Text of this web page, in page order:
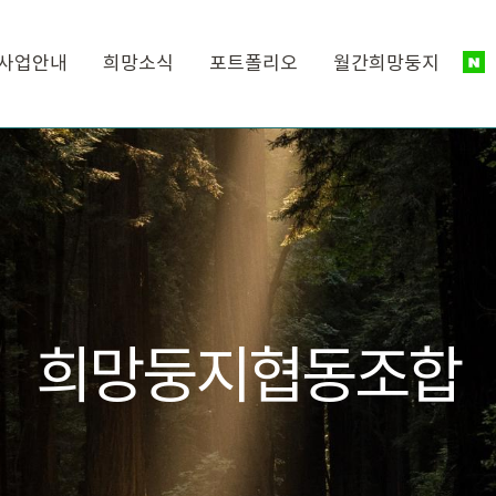
업안내 희망소식 포트폴리오 월간희망둥지
희망둥지협동조합